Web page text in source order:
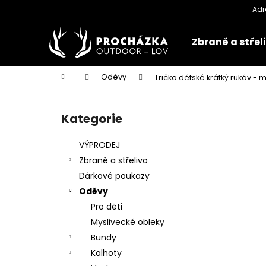
Zbraně a
Domů Oděvy Tričko dětské krátký rukáv -
Přeskočit
kategorie
Kategorie
VÝPRODEJ
Zbraně a střelivo
Dárkové poukazy
Oděvy
Pro děti
Myslivecké obleky
Bundy
Kalhoty
k
Zpět
obchodu
Zpět
obchodu